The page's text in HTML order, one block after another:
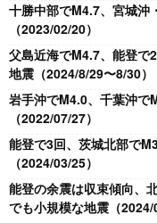
十勝中部でM4.7、宮城沖
（2023/02/20）
父島近海でM4.7、能登で
地震（2024/8/29〜8/30）
岩手沖でM4.0、千葉沖で
（2022/07/27）
能登で3回、茨城北部で
（2024/03/25）
能登の余震は収束傾向、
でも小規模な地震（2024/